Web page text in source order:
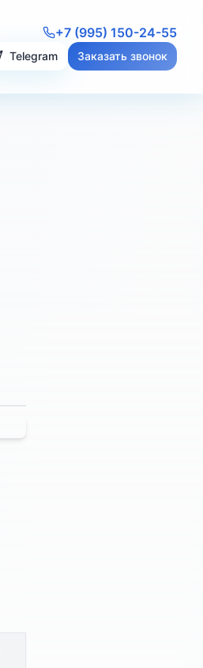
+7 (995) 150-24-55
Telegram Заказать звонок